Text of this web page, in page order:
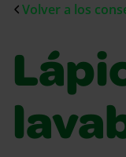
Volver a los